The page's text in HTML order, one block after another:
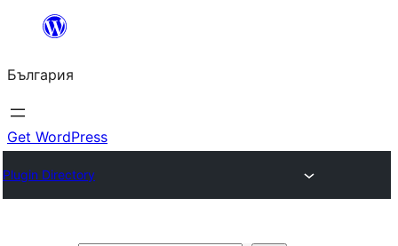
България
Get WordPress
Plugin Directory